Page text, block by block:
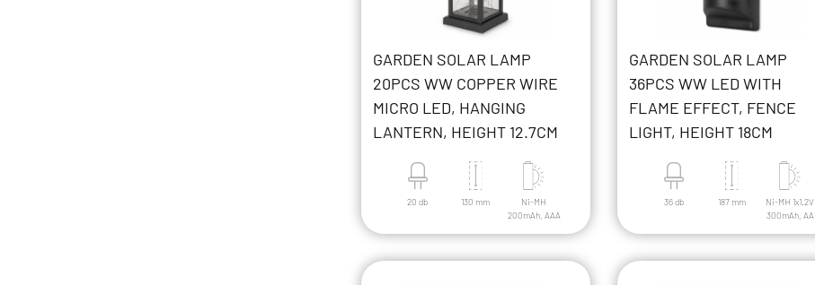
GARDEN SOLAR LAMP
20PCS WW COPPER WIRE
MICRO LED, HANGING
LANTERN, HEIGHT 12.7CM
20 db 130 mm
Ni-MH
200mAh, AAA
GARDEN SOLAR LAMP
36PCS WW LED WITH
FLAME EFFECT, FENCE
LIGHT, HEIGHT 18CM
36 db 187 mm
Ni-MH 1x1.2V
300mAh, AA